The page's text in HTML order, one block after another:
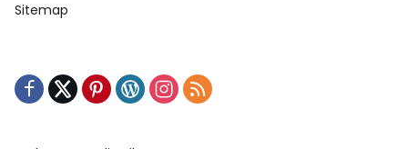
Sitemap